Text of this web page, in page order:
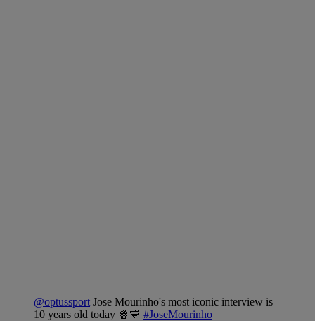
@optussport Jose Mourinho's most iconic interview is
10 years old today 🍿💙 #JoseMourinho